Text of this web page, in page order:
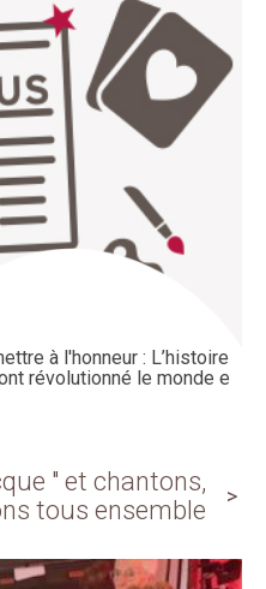
à l'honneur : L’histoire
révolutionné le monde e
" et chantons,
tous ensemble